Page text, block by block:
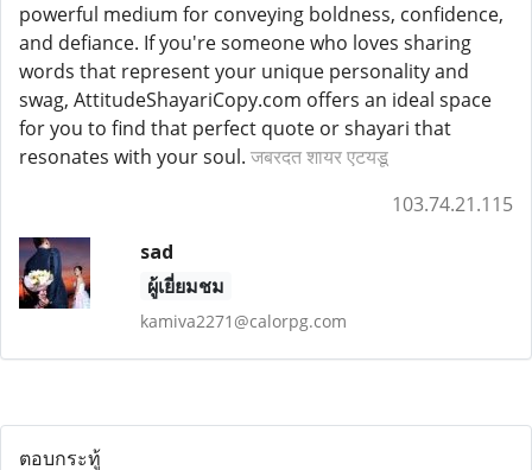
powerful medium for conveying boldness, confidence,
and defiance. If you're someone who loves sharing
words that represent your unique personality and
swag, AttitudeShayariCopy.com offers an ideal space
for you to find that perfect quote or shayari that
resonates with your soul. जबरदत शायर एटयडू
103.74.21.115
sad
ผู้เยี่ยมชม
kamiva2271@calorpg.com
ตอบกระทู้